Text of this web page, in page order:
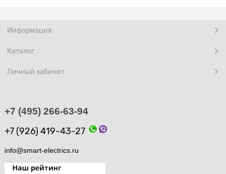
Информация
Каталог
Личный кабинет
+7 (495) 266-63-94
+7 (926) 419-43-27
info@smart-electrics.ru